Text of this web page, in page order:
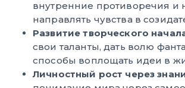
внутренние противоречия и
направлять чувства в
Развитие творческого
свои таланты, дать волю
способы воплощать идеи в
Личностный рост через